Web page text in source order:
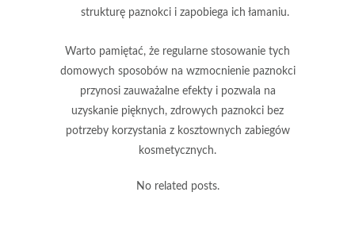
strukturę paznokci i zapobiega ich łamaniu.
Warto pamiętać, że regularne stosowanie tych
domowych sposobów na wzmocnienie paznokci
przynosi zauważalne efekty i pozwala na
uzyskanie pięknych, zdrowych paznokci bez
potrzeby korzystania z kosztownych zabiegów
kosmetycznych.
No related posts.